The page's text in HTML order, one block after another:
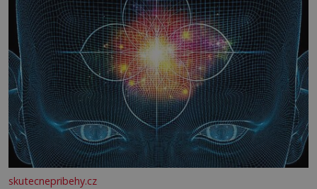
skutecnepribehy.cz